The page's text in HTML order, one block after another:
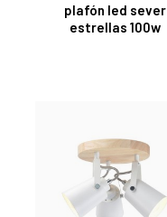
plafón led sever
estrellas 100w